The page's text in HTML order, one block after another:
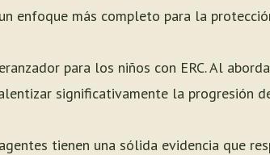
enfoque más completo para la
para los niños con ERC. Al
significativamente la progresión
tienen una sólida evidencia que